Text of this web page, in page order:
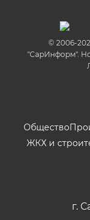
© 2006-
"СарИнформ".
Общество
ЖКХ и
г.